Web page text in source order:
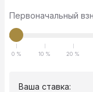
Первоначальный
0 % 10 % 20 %
Ваша ставка: